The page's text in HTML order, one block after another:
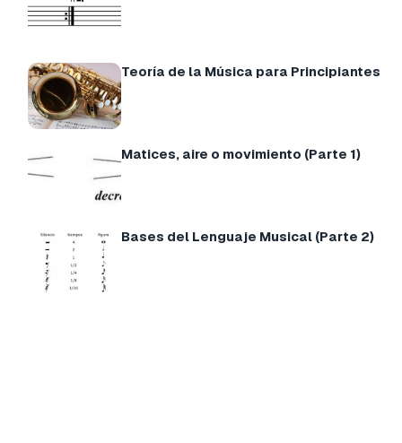
Teoría de la Música para Principiantes
Matices, aire o movimiento (Parte 1)
Bases del Lenguaje Musical (Parte 2)